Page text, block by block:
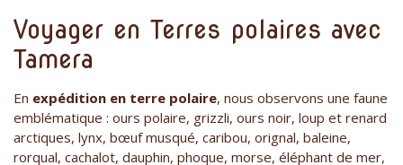
Voyager en Terres polaires avec
Tamera
En expédition en terre polaire, nous observons une faune
emblématique : ours polaire, grizzli, ours noir, loup et renard
arctiques, lynx, bœuf musqué, caribou, orignal, baleine,
rorqual, cachalot, dauphin, phoque, morse, éléphant de mer,